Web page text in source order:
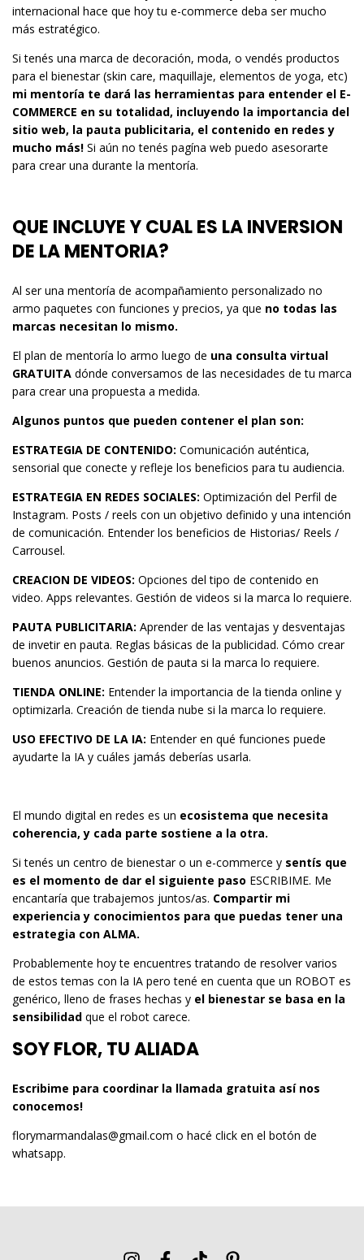
internacional hace que hoy tu e-commerce deba ser mucho
más estratégico.
Si tenés una marca de decoración, moda, o vendés productos
para el bienestar (skin care, maquillaje, elementos de yoga, etc)
mi mentoría te dará las herramientas para entender el E-
COMMERCE en su totalidad, incluyendo la importancia del
sitio web, la pauta publicitaria, el contenido en redes y
mucho más! Si aún no tenés pagína web puedo asesorarte
para crear una durante la mentoría.
QUE INCLUYE Y CUAL ES LA INVERSION
DE LA MENTORIA?
Al ser una mentoría de acompañamiento personalizado no
armo paquetes con funciones y precios, ya que no todas las
marcas necesitan lo mismo.
El plan de mentoría lo armo luego de una consulta virtual
GRATUITA dónde conversamos de las necesidades de tu marca
para crear una propuesta a medida.
Algunos puntos que pueden contener el plan son:
ESTRATEGIA DE CONTENIDO: Comunicación auténtica,
sensorial que conecte y refleje los beneficios para tu audiencia.
ESTRATEGIA EN REDES SOCIALES: Optimización del Perfil de
Instagram. Posts / reels con un objetivo definido y una intención
de comunicación. Entender los beneficios de Historias/ Reels /
Carrousel.
CREACION DE VIDEOS: Opciones del tipo de contenido en
video. Apps relevantes. Gestión de videos si la marca lo requiere.
PAUTA PUBLICITARIA: Aprender de las ventajas y desventajas
de invetir en pauta. Reglas básicas de la publicidad. Cómo crear
buenos anuncios. Gestión de pauta si la marca lo requiere.
TIENDA ONLINE: Entender la importancia de la tienda online y
optimizarla. Creación de tienda nube si la marca lo requiere.
USO EFECTIVO DE LA IA: Entender en qué funciones puede
ayudarte la IA y cuáles jamás deberías usarla.
El mundo digital en redes es un ecosistema que necesita
coherencia, y cada parte sostiene a la otra.
Si tenés un centro de bienestar o un e-commerce y sentís que
es el momento de dar el siguiente paso ESCRIBIME. Me
encantaría que trabajemos juntos/as. Compartir mi
experiencia y conocimientos para que puedas tener una
estrategia con ALMA.
Probablemente hoy te encuentres tratando de resolver varios
de estos temas con la IA pero tené en cuenta que un ROBOT es
genérico, lleno de frases hechas y el bienestar se basa en la
sensibilidad que el robot carece.
SOY FLOR, TU ALIADA
Escribime para coordinar la llamada gratuita así nos
conocemos!
florymarmandalas@gmail.com o hacé click en el botón de
whatsapp.